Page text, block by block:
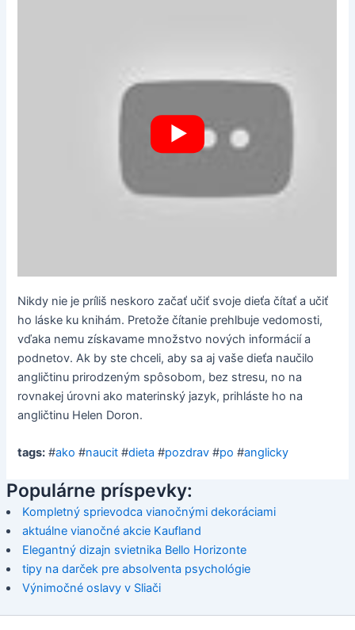
Nikdy nie je príliš neskoro začať učiť svoje dieťa čítať a učiť
ho láske ku knihám. Pretože čítanie prehlbuje vedomosti,
vďaka nemu získavame množstvo nových informácií a
podnetov. Ak by ste chceli, aby sa aj vaše dieťa naučilo
angličtinu prirodzeným spôsobom, bez stresu, no na
rovnakej úrovni ako materinský jazyk, prihláste ho na
angličtinu Helen Doron.
tags: #ako #naucit #dieta #pozdrav #po #anglicky
Populárne príspevky:
Kompletný sprievodca vianočnými dekoráciami
aktuálne vianočné akcie Kaufland
Elegantný dizajn svietnika Bello Horizonte
tipy na darček pre absolventa psychológie
Výnimočné oslavy v Sliači